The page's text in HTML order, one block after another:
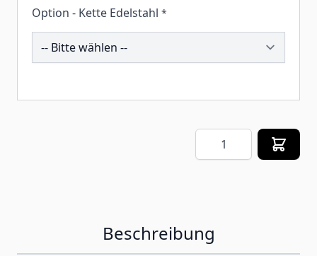
Option - Kette Edelstahl *
196039
Menge
Beschreibung